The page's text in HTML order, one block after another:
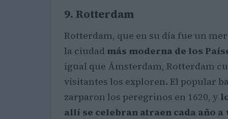
9. Rotterdam
Rotterdam, que en su día fue un
la ciudad más moderna de los
igual que Ámsterdam, Rotterdam
visitantes los exploren. El popular
zarparon los peregrinos en 1620, y
allí se celebran atraen cada año